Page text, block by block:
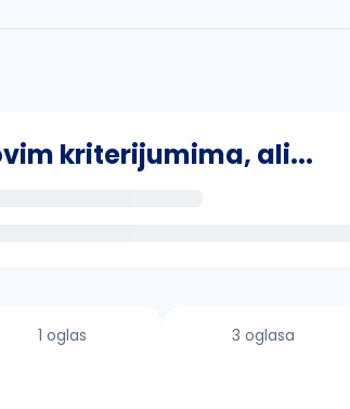
kriterijumima, ali...
1 oglas 3 oglasa